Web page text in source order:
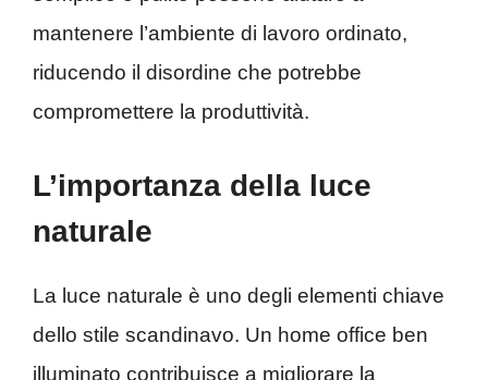
mantenere l’ambiente di lavoro ordinato,
riducendo il disordine che potrebbe
compromettere la produttività.
L’importanza della luce
naturale
La luce naturale è uno degli elementi chiave
dello stile scandinavo. Un home office ben
illuminato contribuisce a migliorare la